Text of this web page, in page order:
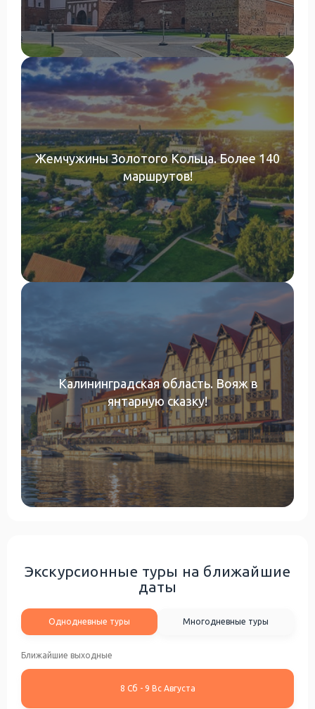
Жемчужины Золотого Кольца. Более 140
маршрутов!
Калининградская область. Вояж в
янтарную сказку!
Экскурсионные туры на ближайшие
даты
Однодневные туры Многодневные туры
Ближайшие выходные
8 Сб - 9 Вс Августа